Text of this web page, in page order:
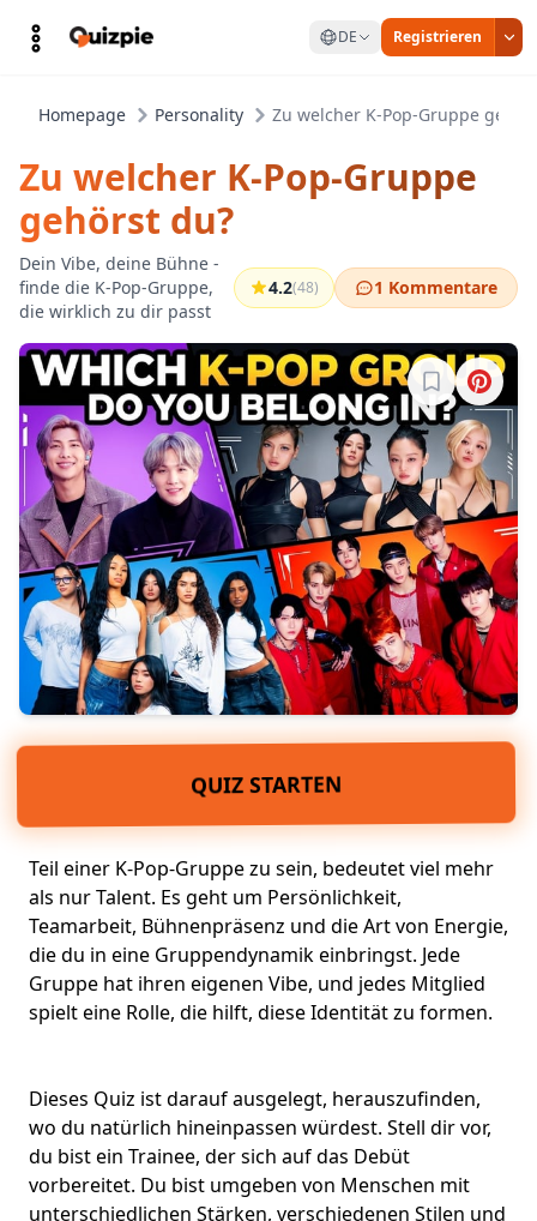
DE Registrieren
Homepage Personality Zu welcher K-Pop-Gruppe
Zu welcher K-Pop-Gruppe
gehörst du?
Dein Vibe, deine Bühne -
finde die K-Pop-Gruppe,
die wirklich zu dir passt
4.2(48) 1 Kommentare
Melde dich
QUIZ STARTEN
Teil einer K-Pop-Gruppe zu sein, bedeutet viel mehr
als nur Talent. Es geht um Persönlichkeit,
Teamarbeit, Bühnenpräsenz und die Art von Energie,
die du in eine Gruppendynamikeinbringst. Jede
Gruppe hat ihren eigenen Vibe, und jedes Mitglied
spielt eine Rolle, die hilft, diese Identität zu formen.
Dieses Quiz ist darauf ausgelegt, herauszufinden,
wo du natürlich hineinpassen würdest. Stell dir vor,
du bist ein Trainee, der sich auf das Debüt
vorbereitet. Du bist umgeben von Menschen mit
unterschiedlichen Stärken, verschiedenen Stilen und